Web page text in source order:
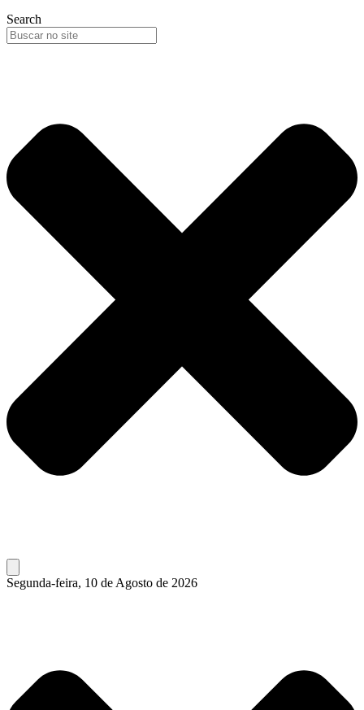
Search
Segunda-feira, 10 de Agosto de 2026